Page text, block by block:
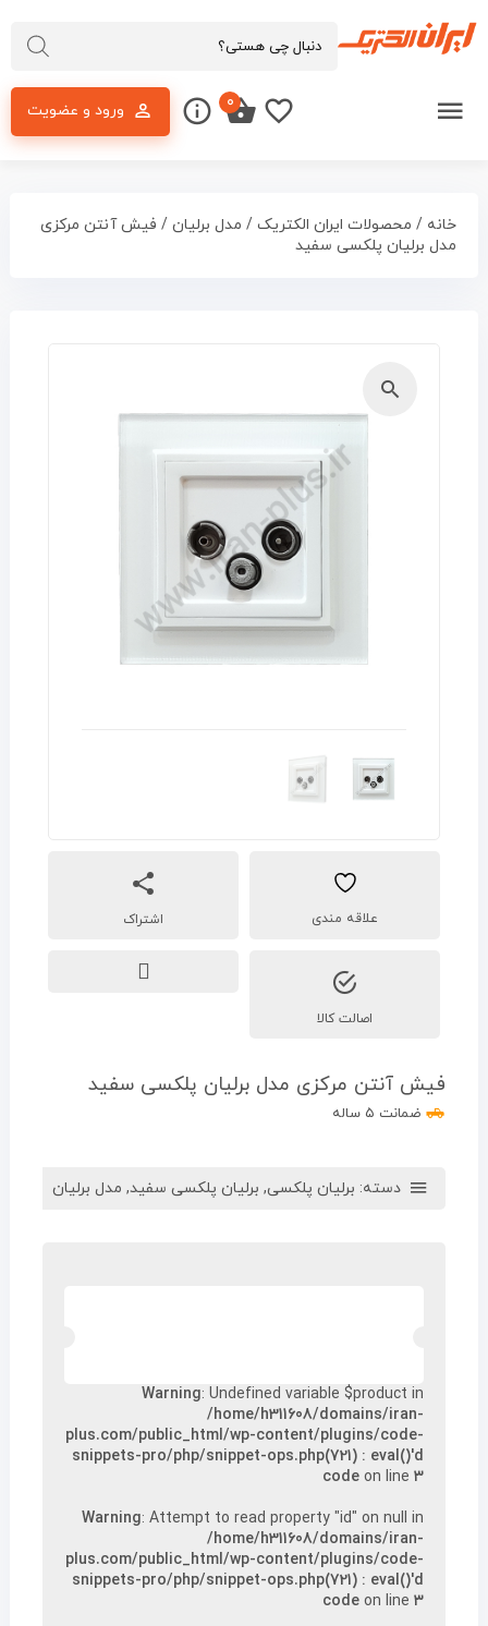
ورود و عضویت ۰
خانه / محصولات ایران الکتریک/ مدل برلیان/ فیش آنتن مرکزی
مدل برلیان پلکسی سفید
اشتراک
اصالت کالا
فیش آنتن مرکزی مدل برلیان پلکسی سفید
ضمانت ۵ ساله
دسته: برلیان پلکسی, برلیان پلکسی سفید, مدل برلیان
Warning: Undefined variable $product in
/home/h311608/domains/iran-
plus.com/public_html/wp-content/plugins/code-
snippets-pro/php/snippet-ops.php(721) : eval()'d
code on line۳
Warning: Attempt to read property "id" on null in
/home/h311608/domains/iran-
plus.com/public_html/wp-content/plugins/code-
snippets-pro/php/snippet-ops.php(721) : eval()'d
code on line۳